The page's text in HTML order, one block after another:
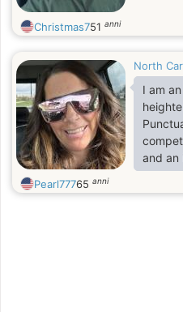
Christmas751 anni
North
I am
and an
its
Pearl77765 anni